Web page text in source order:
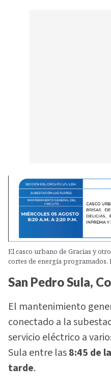
El casco urbano de Gracias y
cortes de energía programados.
San Pedro Sula,
El mantenimiento
conectado a la
servicio eléctrico a
Sula entre las8:45 de
tarde.